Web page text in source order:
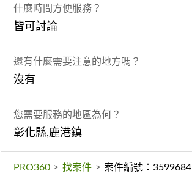
什麼時間方便服務？
皆可討論
還有什麼需要注意的地方嗎？
沒有
您需要服務的地區為何？
彰化縣,鹿港鎮
PRO360 > 找案件 > 案件編號：3599684